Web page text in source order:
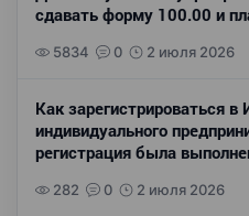
сдавать форму 100.00 и
5834 0 2 июля 2026
Как зарегистрироваться
индивидуального
регистрация была
282 0 2 июля 2026